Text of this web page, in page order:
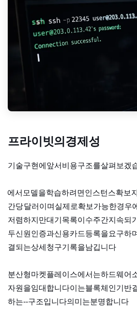
프라이빗 Fine-Tuning의 경제성
기술 구현에 앞서 비용 구조를 살펴보겠
AWS에서 모델을 학습하려면 인스턴스 확보 자체가 과제
간당 32.77달러이며, 실제로 확보 가능한 경우에 한합
저렴하지만 대기 목록이 수주간 지속되
두 신원 인증과 신용카드 등록을 요구하며,
결되는 상세 청구 기록을 남깁니다.
분산형 마켓플레이스에서는 하드웨어
자원을 임대합니다. 이는 블록체인 기반
하는 peer‑to‑peer 구조입니다. 의미는 분명합니다.